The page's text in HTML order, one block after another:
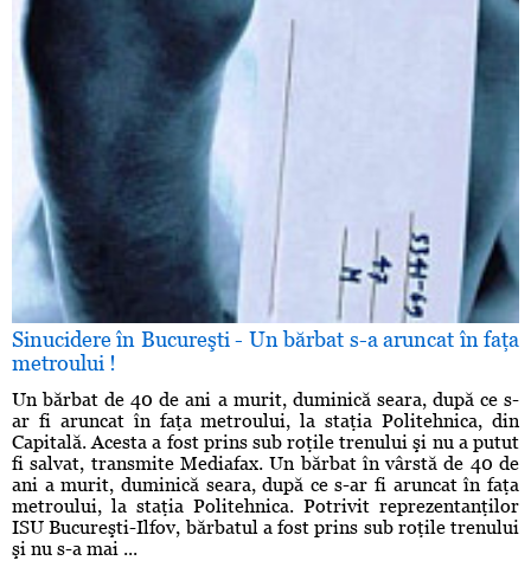
Sinucidere în Bucureşti - Un bărbat s-a aruncat în faţa
metroului !
Un bărbat de 40 de ani a murit, duminică seara, după ce s-
ar fi aruncat în faţa metroului, la staţia Politehnica, din
Capitală. Acesta a fost prins sub roţile trenului şi nu a putut
fi salvat, transmite Mediafax. Un bărbat în vârstă de 40 de
ani a murit, duminică seara, după ce s-ar fi aruncat în faţa
metroului, la staţia Politehnica. Potrivit reprezentanţilor
ISU Bucureşti-Ilfov, bărbatul a fost prins sub roţile trenului
şi nu s-a mai ...